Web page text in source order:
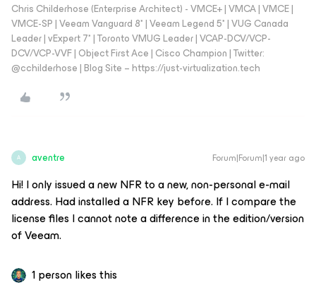
Chris Childerhose (Enterprise Architect) - VMCE+ | VMCA | VMCE |
VMCE-SP | Veeam Vanguard 8* | Veeam Legend 5* | VUG Canada
Leader | vExpert 7* | Toronto VMUG Leader | VCAP-DCV/VCP-
DCV/VCP-VVF | Object First Ace | Cisco Champion | Twitter:
@cchilderhose | Blog Site – https://just-virtualization.tech
A aventre Forum|Forum|1 year ago
Hi! I only issued a new NFR to a new, non-personal e-mail
address. Had installed a NFR key before. If I compare the
license files I cannot note a difference in the edition/version
of Veeam.
1 person likes this